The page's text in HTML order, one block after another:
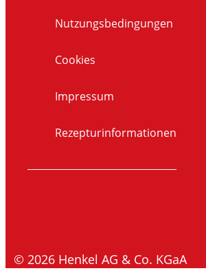
Nutzungsbedingungen
Cookies
Impressum
Rezepturinformationen
© 2026 Henkel AG & Co. KGaA